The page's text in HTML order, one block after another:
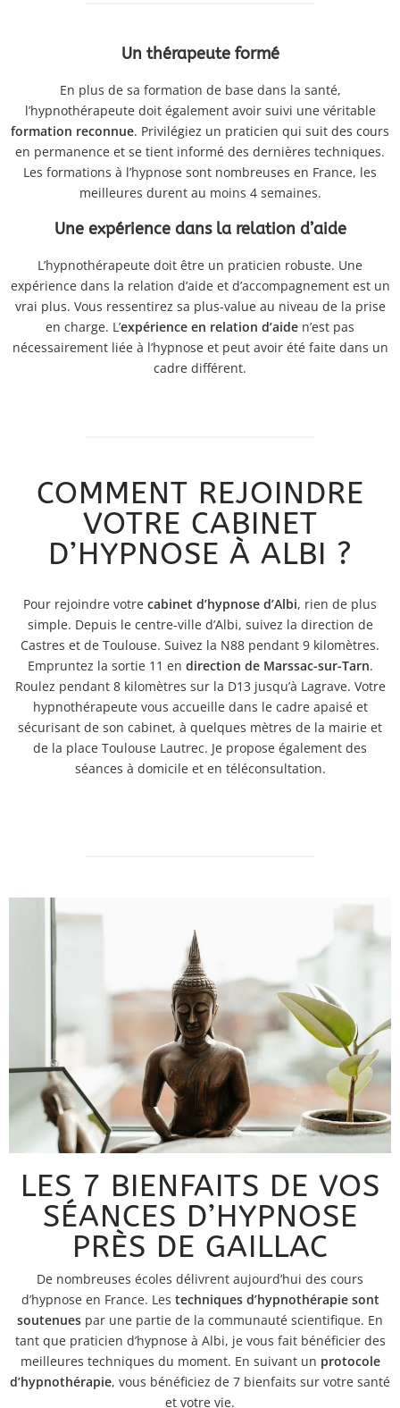
Un thérapeute formé
En plus de sa formation de base dans la santé,
l’hypnothérapeute doit également avoir suivi une véritable
formation reconnue. Privilégiez un praticien qui suit des cours
en permanence et se tient informé des dernières techniques.
Les formations à l’hypnose sont nombreuses en France, les
meilleures durent au moins 4 semaines.
Une expérience dans la relation d’aide
L’hypnothérapeute doit être un praticien robuste. Une
expérience dans la relation d’aide et d’accompagnement est un
vrai plus. Vous ressentirez sa plus-value au niveau de la prise
en charge. L’expérience en relation d’aide n’est pas
nécessairement liée à l’hypnose et peut avoir été faite dans un
cadre différent.
COMMENT REJOINDRE
VOTRE CABINET
D’HYPNOSE À ALBI ?
Pour rejoindre votre cabinet d’hypnose d’Albi, rien de plus
simple. Depuis le centre-ville d’Albi, suivez la direction de
Castres et de Toulouse. Suivez la N88 pendant 9 kilomètres.
Empruntez la sortie 11 en direction de Marssac-sur-Tarn.
Roulez pendant 8 kilomètres sur la D13 jusqu’à Lagrave. Votre
hypnothérapeute vous accueille dans le cadre apaisé et
sécurisant de son cabinet, à quelques mètres de la mairie et
de la place Toulouse Lautrec. Je propose également des
séances à domicile et en téléconsultation.
LES 7 BIENFAITS DE VOS
SÉANCES D’HYPNOSE
PRÈS DE GAILLAC
De nombreuses écoles délivrent aujourd’hui des cours
d’hypnose en France. Les techniques d’hypnothérapie sont
soutenues par une partie de la communauté scientifique. En
tant que praticien d’hypnose à Albi, je vous fait bénéficier des
meilleures techniques du moment. En suivant un protocole
d’hypnothérapie, vous bénéficiez de 7 bienfaits sur votre santé
et votre vie.